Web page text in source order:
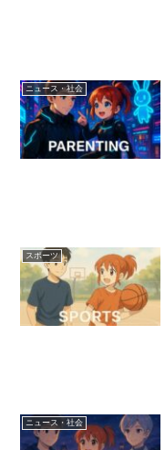
ニュース・社会
スポーツ
ニュース・社会